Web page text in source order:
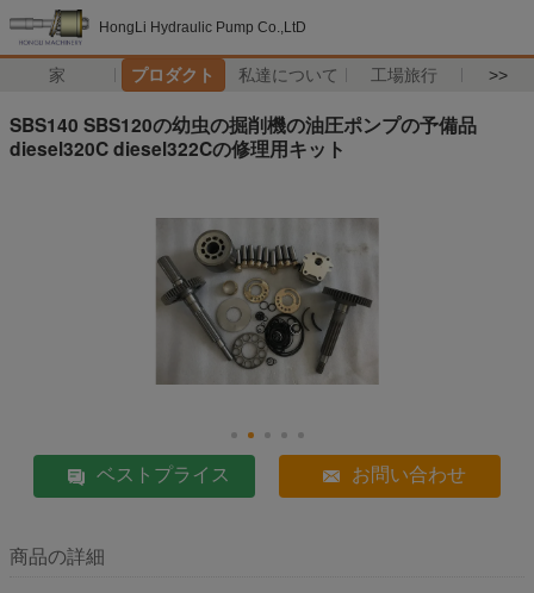
HongLi Hydraulic Pump Co.,LtD
家 プロダクト 私達について 工場旅行 >>
SBS140 SBS120の幼虫の掘削機の油圧ポンプの予備品
diesel320C diesel322Cの修理用キット
ベストプライス お問い合わせ
商品の詳細